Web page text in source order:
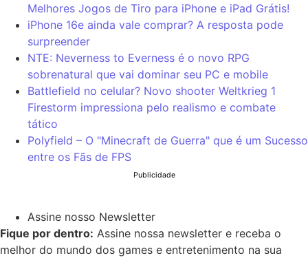
Melhores Jogos de Tiro para iPhone e iPad Grátis!
iPhone 16e ainda vale comprar? A resposta pode
surpreender
NTE: Neverness to Everness é o novo RPG
sobrenatural que vai dominar seu PC e mobile
Battlefield no celular? Novo shooter Weltkrieg 1
Firestorm impressiona pelo realismo e combate
tático
Polyfield – O "Minecraft de Guerra" que é um Sucesso
entre os Fãs de FPS
Publicidade
Assine nosso Newsletter
Fique por dentro: Assine nossa newsletter e receba o
melhor do mundo dos games e entretenimento na sua